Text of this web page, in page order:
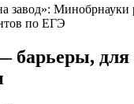
барьеры,